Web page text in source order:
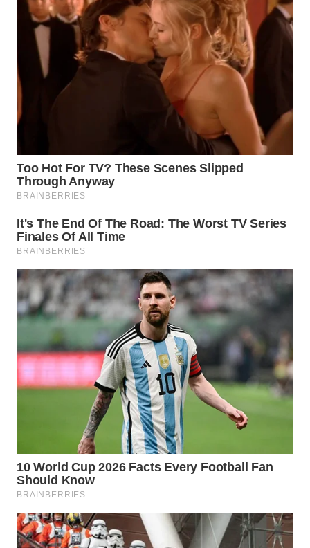
Wahana
Group
WAHANA
NEWS
WAHANA
ADVOKAT
WAHANA
INFRASTRUKTUR
WAHANA
KONSUMEN
WAHANA
LISTRIK
WAHANA
TV
WAHANANEWS
WAHANANEWS